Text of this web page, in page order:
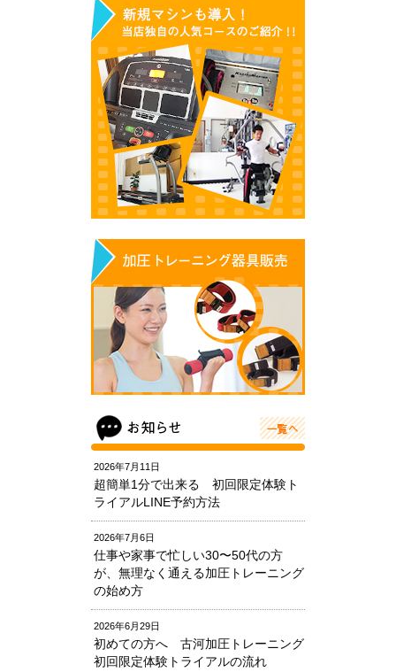
2026年7月11日
超簡単1分で出来る 初回限定体験ト
ライアルLINE予約方法
2026年7月6日
仕事や家事で忙しい30〜50代の方
が、無理なく通える加圧トレーニング
の始め方
2026年6月29日
初めての方へ 古河加圧トレーニング
初回限定体験トライアルの流れ